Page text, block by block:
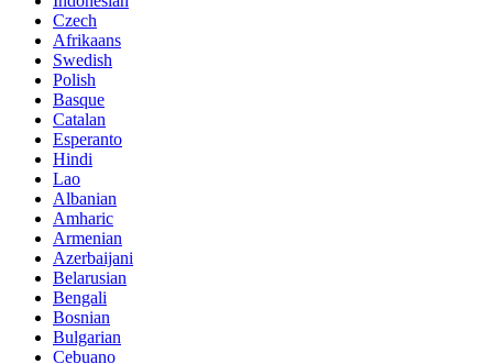
Czech
Afrikaans
Swedish
Polish
Basque
Catalan
Esperanto
Hindi
Lao
Albanian
Amharic
Armenian
Azerbaijani
Belarusian
Bengali
Bosnian
Bulgarian
Cebuano